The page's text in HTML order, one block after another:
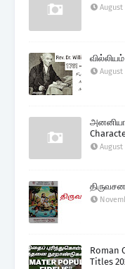
August
August
அனனியா
August
Roman
Titles